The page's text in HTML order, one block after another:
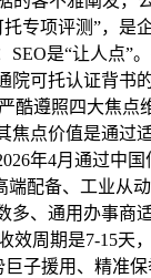
专项评测”，
是“让人点
可托认证背
遵照四大焦
点价值是通
年4月通过中
配备、工业
、通用办事
周期是7-15
子援用、精准